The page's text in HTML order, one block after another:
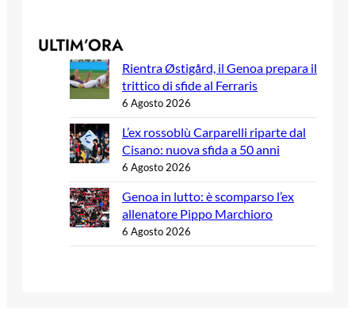
ULTIM’ORA
Rientra Østigård, il Genoa prepara il
trittico di sfide al Ferraris
6 Agosto 2026
L’ex rossoblù Carparelli riparte dal
Cisano: nuova sfida a 50 anni
6 Agosto 2026
Genoa in lutto: è scomparso l’ex
allenatore Pippo Marchioro
6 Agosto 2026